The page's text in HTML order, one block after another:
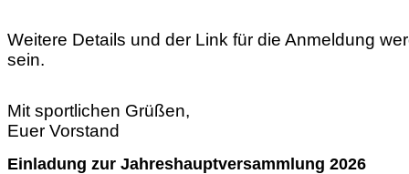
Weitere Details und der Link für die Anmeldung
sein.
Mit sportlichen Grüßen,
Euer Vorstand
Einladung zur Jahreshauptversammlung 2026